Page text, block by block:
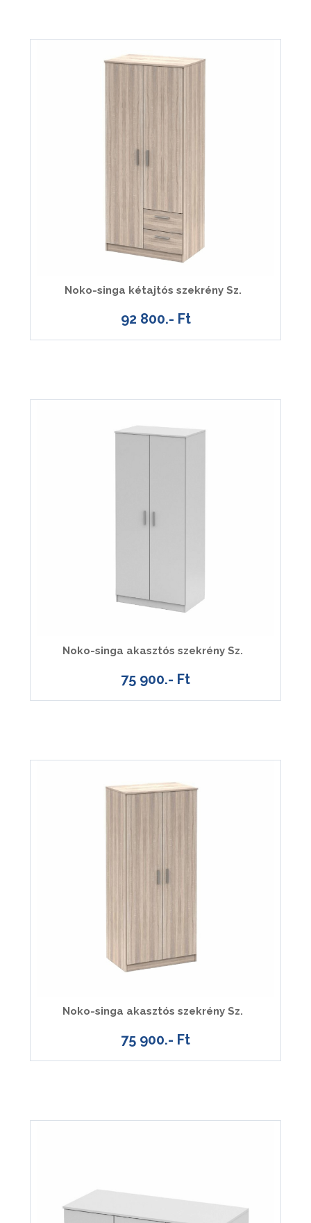
Noko-singa kétajtós szekrény Sz.
92 800.- Ft
Noko-singa akasztós szekrény Sz.
75 900.- Ft
Noko-singa akasztós szekrény Sz.
75 900.- Ft